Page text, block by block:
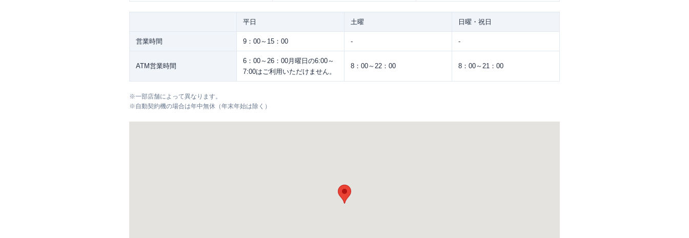
平日 土曜 日曜・祝日
営業時間 9：00～15：00 - -
ATM営業時間
6：00～26：00月曜日の6:00～
7:00はご利用いただけません。
8：00～22：00 8：00～21：00
※一部店舗によって異なります。
※自動契約機の場合は年中無休（年末年始は除く）